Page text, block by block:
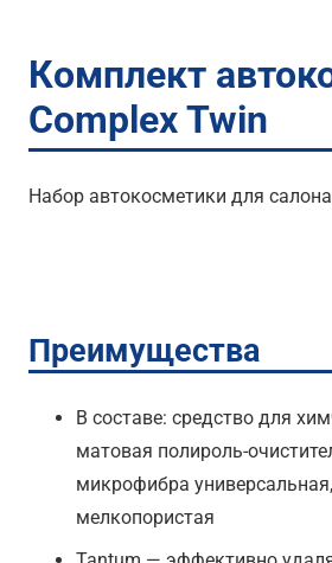
Комплект
Complex Twin
Набор автокосметики для
Преимущества
В составе: средство для
матовая полироль-
микрофибра
мелкопористая